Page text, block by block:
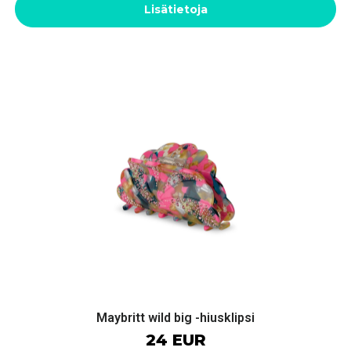
Lisätietoja
Maybritt wild big -hiusklipsi
24 EUR